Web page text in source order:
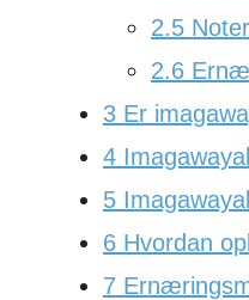
2.5 Noter
2.6
3 Er
4
5
6 Hvordan
7